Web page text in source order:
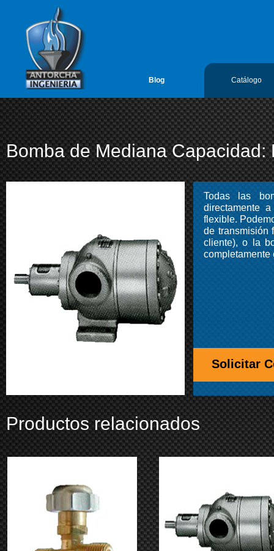
google-site-
Antorcha Ingenieria 1 Catálogo
Blog
Bomba de Mediana Capacidad:
Todas las
directamente
flexible.
de transmisión
cliente), o la
completamente
Solicitar
Productos relacionados